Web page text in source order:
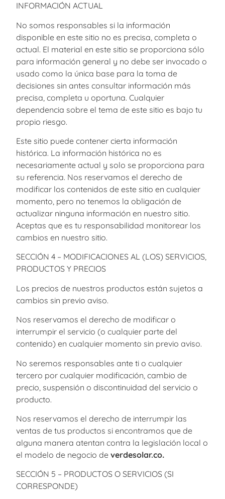
INFORMACIÓN ACTUAL
No somos responsables si la información
disponible en este sitio no es precisa, completa o
actual. El material en este sitio se proporciona sólo
para información general y no debe ser invocado o
usado como la única base para la toma de
decisiones sin antes consultar información más
precisa, completa u oportuna. Cualquier
dependencia sobre el tema de este sitio es bajo tu
propio riesgo.
Este sitio puede contener cierta información
histórica. La información histórica no es
necesariamente actual y solo se proporciona para
su referencia. Nos reservamos el derecho de
modificar los contenidos de este sitio en cualquier
momento, pero no tenemos la obligación de
actualizar ninguna información en nuestro sitio.
Aceptas que es tu responsabilidad monitorear los
cambios en nuestro sitio.
SECCIÓN 4 – MODIFICACIONES AL (LOS) SERVICIOS,
PRODUCTOS Y PRECIOS
Los precios de nuestros productos están sujetos a
cambios sin previo aviso.
Nos reservamos el derecho de modificar o
interrumpir el servicio (o cualquier parte del
contenido) en cualquier momento sin previo aviso.
No seremos responsables ante ti o cualquier
tercero por cualquier modificación, cambio de
precio, suspensión o discontinuidad del servicio o
producto.
Nos reservamos el derecho de interrumpir las
ventas de tus productos si encontramos que de
alguna manera atentan contra la legislación local o
el modelo de negocio deverdesolar.co.
SECCIÓN 5 – PRODUCTOS O SERVICIOS (SI
CORRESPONDE)